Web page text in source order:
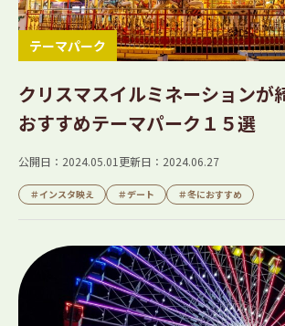
テーマパーク
クリスマスイルミネーションが
おすすめテーマパーク１５選
公開日：2024.05.01 更新日：2024.06.27
＃インスタ映え ＃デート ＃冬におすすめ